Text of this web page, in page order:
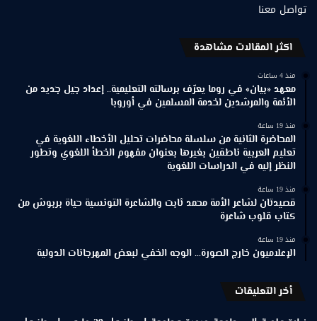
تواصل معنا
اكثر المقالات مشاهدة
منذ 4 ساعات
معهد «بيان» في روما يعرّف برسالته التعليمية.. إعداد جيل جديد من
الأئمة والمرشدين لخدمة المسلمين في أوروبا
منذ 19 ساعة
المحاضرة الثانية من سلسلة محاضرات تحليل الأخطاء اللغوية في
تعليم العربية ناطقين بغيرها بعنوان مفهوم الخطأ اللغوي وتطور
النظر إليه في الدراسات اللغوية
منذ 19 ساعة
قصيدتان لشاعر الأمة محمد ثابت والشاعرة التونسية حياة بربوش من
كتاب قلوب شاعرة
منذ 19 ساعة
الإعلاميون خارج الصورة… الوجه الخفي لبعض المهرجانات الدولية
أخر التعليقات